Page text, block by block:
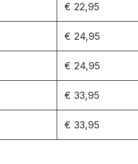
€ 22,95
€ 24,95
€ 24,95
€ 33,95
€ 33,95